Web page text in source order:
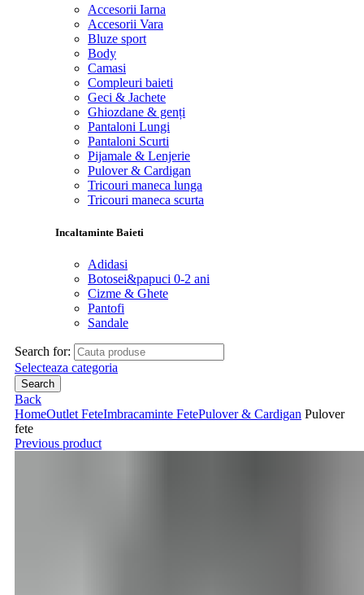
Accesorii Iarna
Accesorii Vara
Bluze sport
Body
Camasi
Compleuri baieti
Geci & Jachete
Ghiozdane & genți
Pantaloni Lungi
Pantaloni Scurti
Pijamale & Lenjerie
Pulover & Cardigan
Tricouri maneca lunga
Tricouri maneca scurta
Incaltaminte Baieti
Adidasi
Botosei&papuci 0-2 ani
Cizme & Ghete
Pantofi
Sandale
Search for:
Selecteaza categoria
Search
Back
HomeOutlet FeteImbracaminte FetePulover & Cardigan Pulover
fete
Previous product